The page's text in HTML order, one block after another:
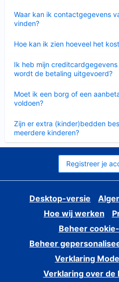
Waar kan ik contactgegevens
vinden?
Hoe kan ik zien hoeveel het
Ik heb mijn
wordt de betaling uitgevoerd?
Moet ik een borg of een
voldoen?
Zijn er extra (kinder)bedden
meerdere kinderen?
Registreer je
Desktop-versie
Hoe wij werken
Beheer
Beheer
Verklaring
Verklaring over de